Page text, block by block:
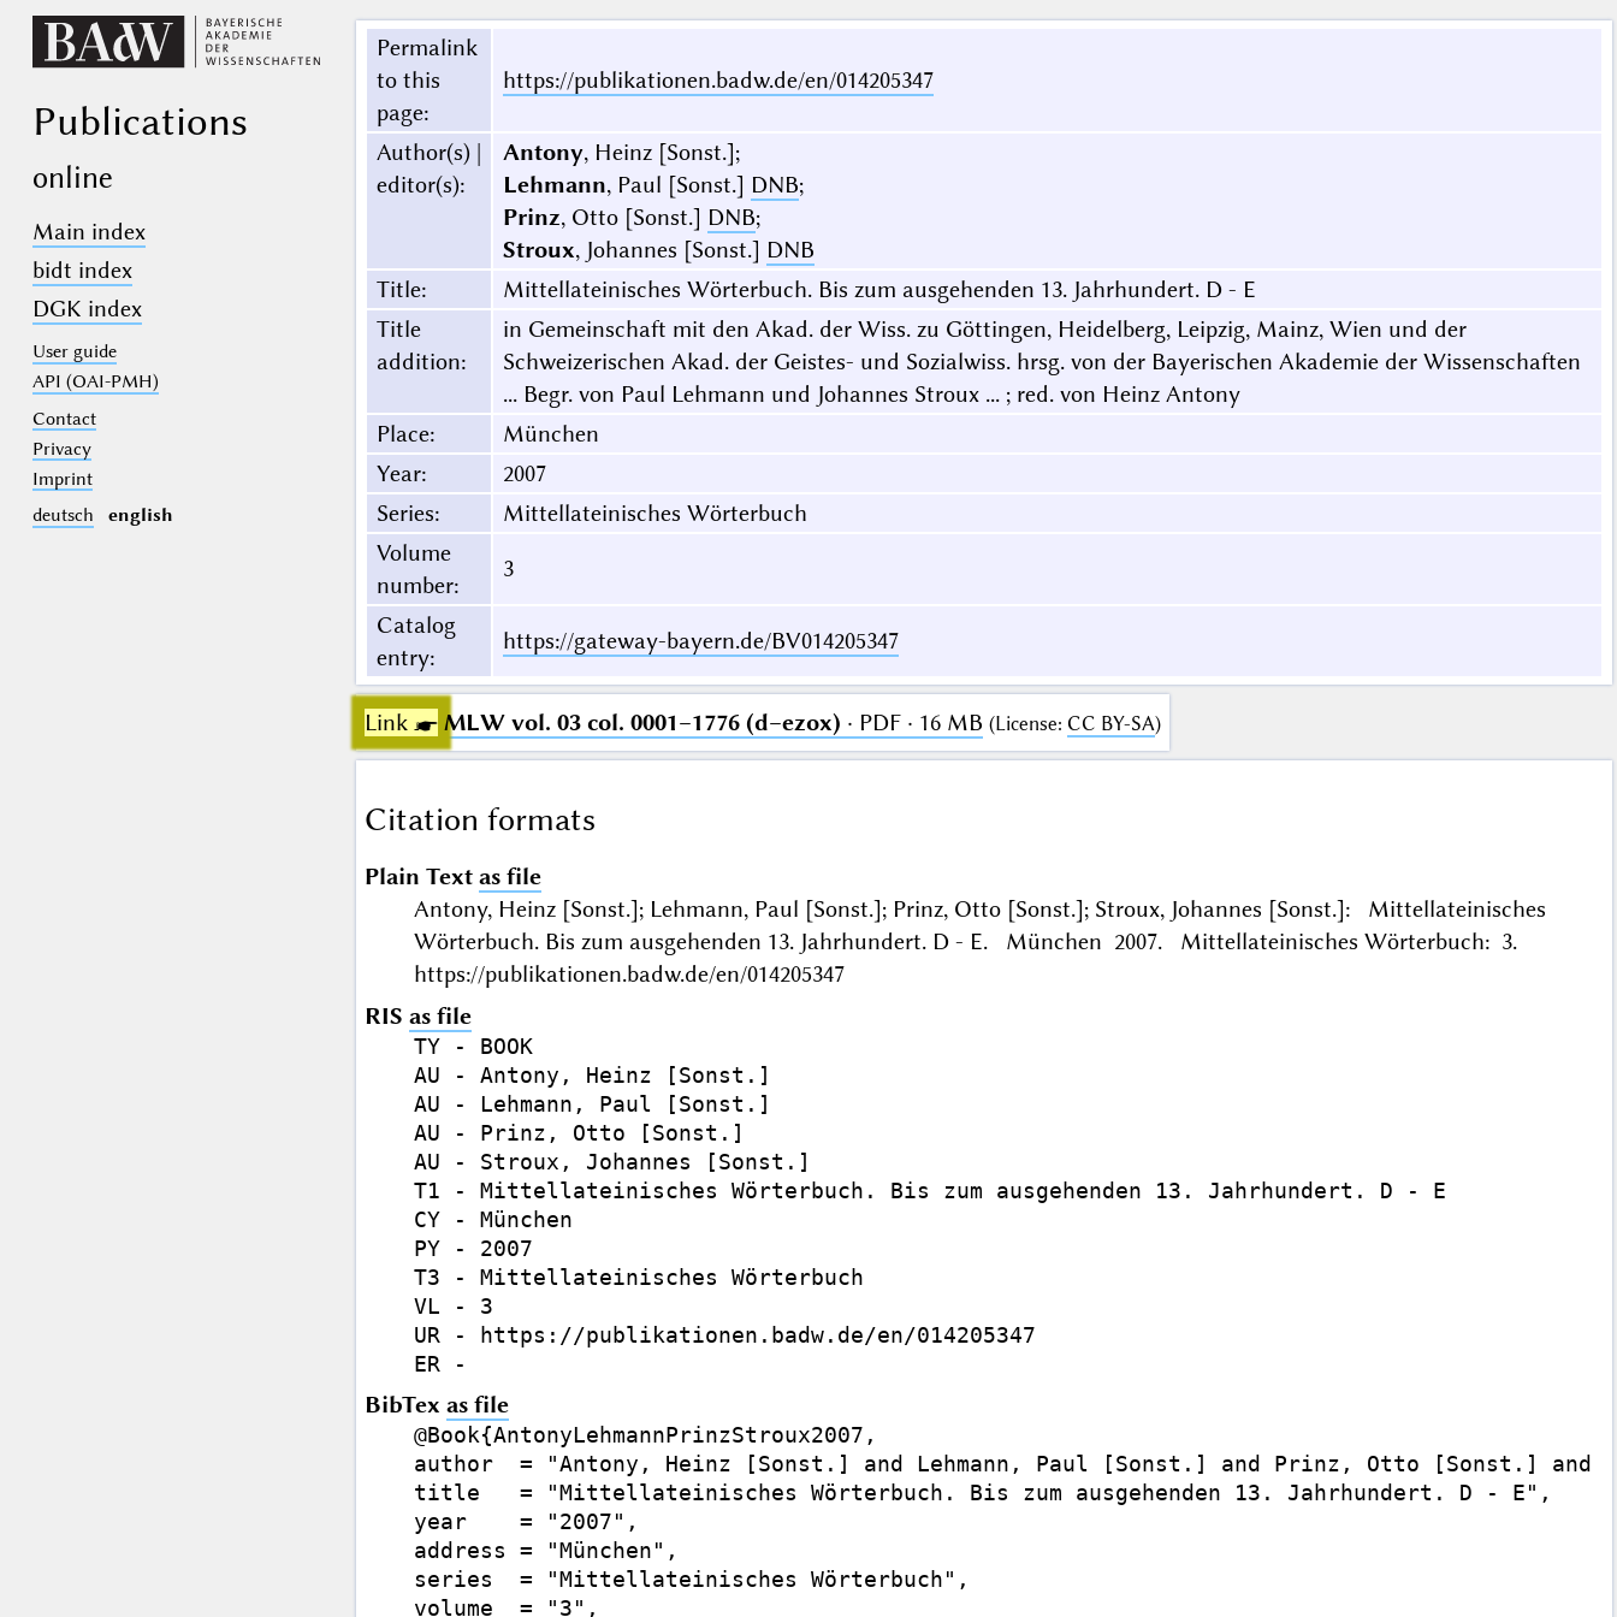
Publications
online
Main index
bidt index
DGK index
User guide
API (OAI-PMH)
Contact
Privacy
Imprint
deutsch
english
Permalink
to this
page:
https://publikationen.badw.de/en/014205347
Author(s) |
editor(s):
Antony, Heinz [Sonst.];
Lehmann, Paul [Sonst.] DNB;
Prinz, Otto [Sonst.] DNB;
Stroux, Johannes [Sonst.] DNB
Title:
Mittellateinisches Wörterbuch. Bis zum ausgehenden 13. Jahrhundert. D - E
Title
addition:
in Gemeinschaft mit den Akad. der Wiss. zu Göttingen, Heidelberg, Leipzig, Mainz, Wien und der
Schweizerischen Akad. der Geistes- und Sozialwiss. hrsg. von der Bayerischen Akademie der Wissenschaften
... Begr. von Paul Lehmann und Johannes Stroux ... ; red. von Heinz Antony
Place:
München
Year:
2007
Series:
Mittellateinisches Wörterbuch
Volume
number:
3
Catalog
entry:
https://gateway-bayern.de/BV014205347
Link ☛ MLW vol. 03 col. 0001–1776 (d–ezox) · PDF · 16 MB (License: CC BY-SA)
Citation formats
Plain Text as file
Antony, Heinz [Sonst.]; Lehmann, Paul [Sonst.]; Prinz, Otto [Sonst.]; Stroux, Johannes [Sonst.]: Mittellateinisches
Wörterbuch. Bis zum ausgehenden 13. Jahrhundert. D - E. München 2007. Mittellateinisches Wörterbuch: 3.
https://publikationen.badw.de/en/014205347
RIS as file
TY - BOOK
AU - Antony, Heinz [Sonst.]
AU - Lehmann, Paul [Sonst.]
AU - Prinz, Otto [Sonst.]
AU - Stroux, Johannes [Sonst.]
T1 - Mittellateinisches Wörterbuch. Bis zum ausgehenden 13. Jahrhundert. D - E
CY - München
PY - 2007
T3 - Mittellateinisches Wörterbuch
VL - 3
UR - https://publikationen.badw.de/en/014205347
BibTex as file
@Book{AntonyLehmannPrinzStroux2007,
author  = "Antony, Heinz [Sonst.] and Lehmann, Paul [Sonst.] and Prinz, Otto [Sonst.] and
title   = "Mittellateinisches Wörterbuch. Bis zum ausgehenden 13. Jahrhundert. D - E",
year    = "2007",
address = "München",
series  = "Mittellateinisches Wörterbuch",
volume  = "3",